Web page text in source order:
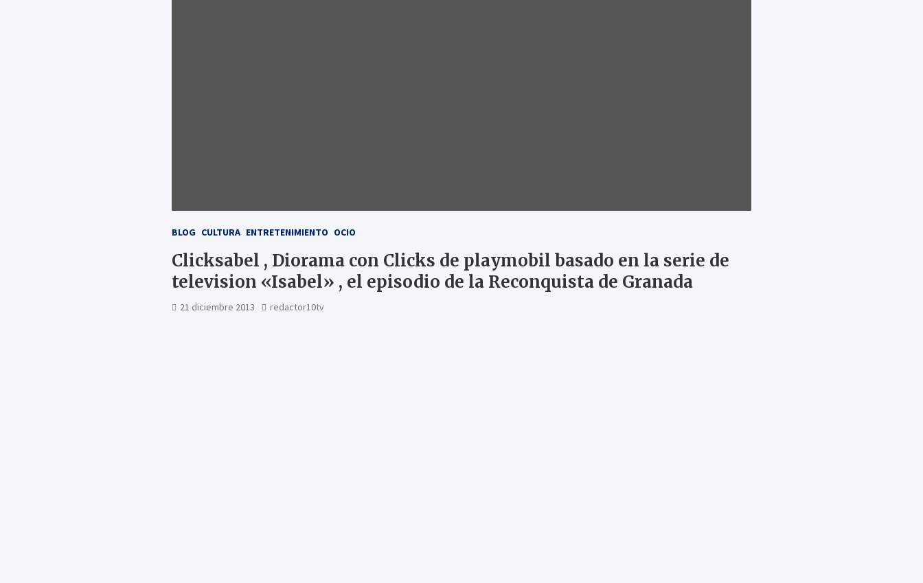
BLOG CULTURA ENTRETENIMIENTO OCIO
Clicksabel , Diorama con Clicks de playmobil basado en la serie de
television «Isabel» , el episodio de la Reconquista de Granada
21 diciembre 2013 redactor10tv